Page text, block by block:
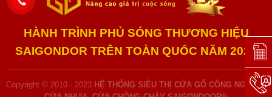
HÀNH TRÌNH PHỦ SÓNG THƯƠNG HIỆU
SAIGONDOR TRÊN TOÀN QUỐC NĂM 2025
Copyright © 2010 - 2023 HỆ THỐNG SIÊU THỊ CỬA GỖ CÔNG NGHIỆP,
Đặt